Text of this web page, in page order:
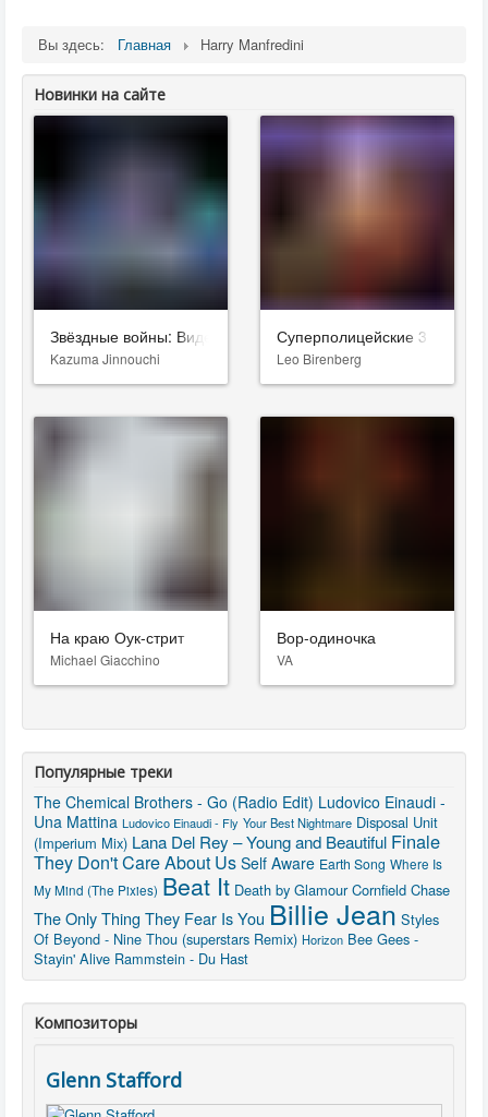
Вы здесь: Главная Harry Manfredini
Новинки на сайте
Звёздные войны: Видения. Девятый джедай
Kazuma Jinnouchi
Суперполицейские 3
Leo Birenberg
На краю Оук-стрит
Michael Giacchino
Вор-одиночка
VA
Популярные треки
The Chemical Brothers - Go (Radio Edit) Ludovico Einaudi -
Una Mattina Ludovico Einaudi - Fly Your Best Nightmare Disposal Unit
(Imperium Mix) Lana Del Rey – Young and Beautiful Finale
They Don't Care About Us Self Aware Earth Song Where Is
My Mind (The Pixies) Beat It Death by Glamour Cornfield Chase
The Only Thing They Fear Is You Billie Jean Styles
Of Beyond - Nine Thou (superstars Remix) Horizon Bee Gees -
Stayin' Alive Rammstein - Du Hast
Композиторы
Glenn Stafford